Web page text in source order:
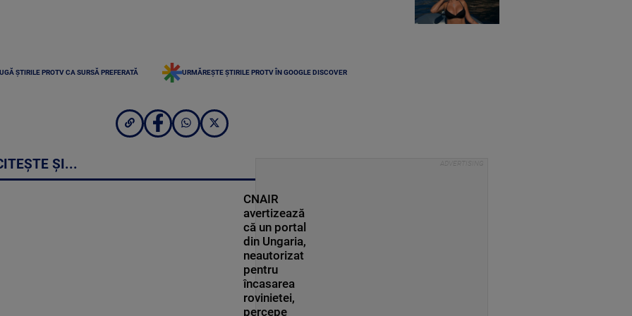
ȘTIRILE PROTV CA SURSĂ PREFERATĂ URMĂREȘTE ȘTIRILE PROTV ÎN GOOGLE DISCOVER
ȘI...
CNAIR
avertizează
că un portal
din Ungaria,
neautorizat
pentru
încasarea
rovinietei,
percepe